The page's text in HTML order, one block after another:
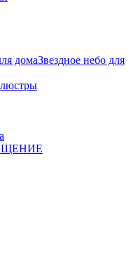
Звездное небо для